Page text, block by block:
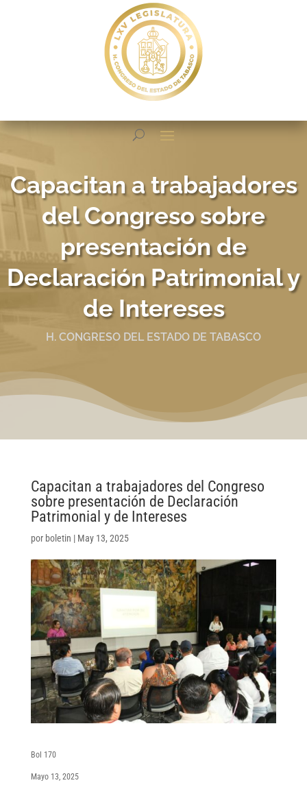
Capacitan a trabajadores
del Congreso sobre
presentación de
Declaración Patrimonial y
de Intereses
H. CONGRESO DEL ESTADO DE TABASCO
Capacitan a trabajadores del Congreso
sobre presentación de Declaración
Patrimonial y de Intereses
por boletin | May 13, 2025
Bol 170
Mayo 13, 2025